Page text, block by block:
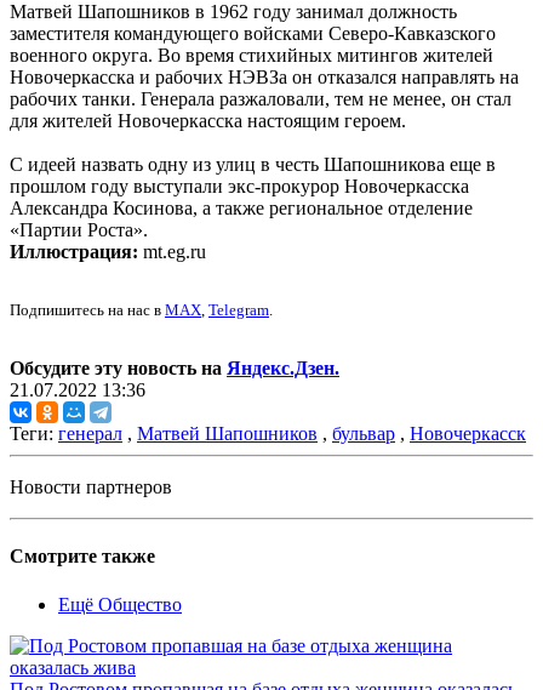
Матвей Шапошников в 1962 году занимал должность
заместителя командующего войсками Северо-Кавказского
военного округа. Во время стихийных митингов жителей
Новочеркасска и рабочих НЭВЗа он отказался направлять на
рабочих танки. Генерала разжаловали, тем не менее, он стал
для жителей Новочеркасска настоящим героем.
С идеей назвать одну из улиц в честь Шапошникова еще в
прошлом году выступали экс-прокурор Новочеркасска
Александра Косинова, а также региональное отделение
«Партии Роста».
Иллюстрация: mt.eg.ru
Подпишитесь на нас в MAX, Telegram.
Обсудите эту новость на Яндекс.Дзен.
21.07.2022 13:36
Теги: генерал , Матвей Шапошников , бульвар , Новочеркасск
Новости партнеров
Смотрите также
Ещё Общество